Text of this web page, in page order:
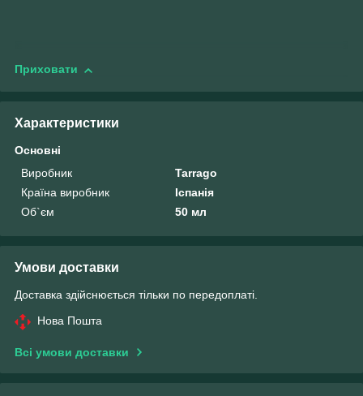
Приховати
Характеристики
Основні
Виробник
Tarrago
Країна виробник
Іспанія
Об`єм
50 мл
Умови доставки
Доставка здійснюється тільки по передоплаті.
Нова Пошта
Всі умови доставки